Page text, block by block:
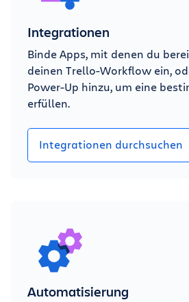
Integrationen
Binde Apps, mit denen du
deinen Trello-Workflow ein,
Power-Up hinzu, um eine
erfüllen.
Integrationen durchsuchen
Automatisierung